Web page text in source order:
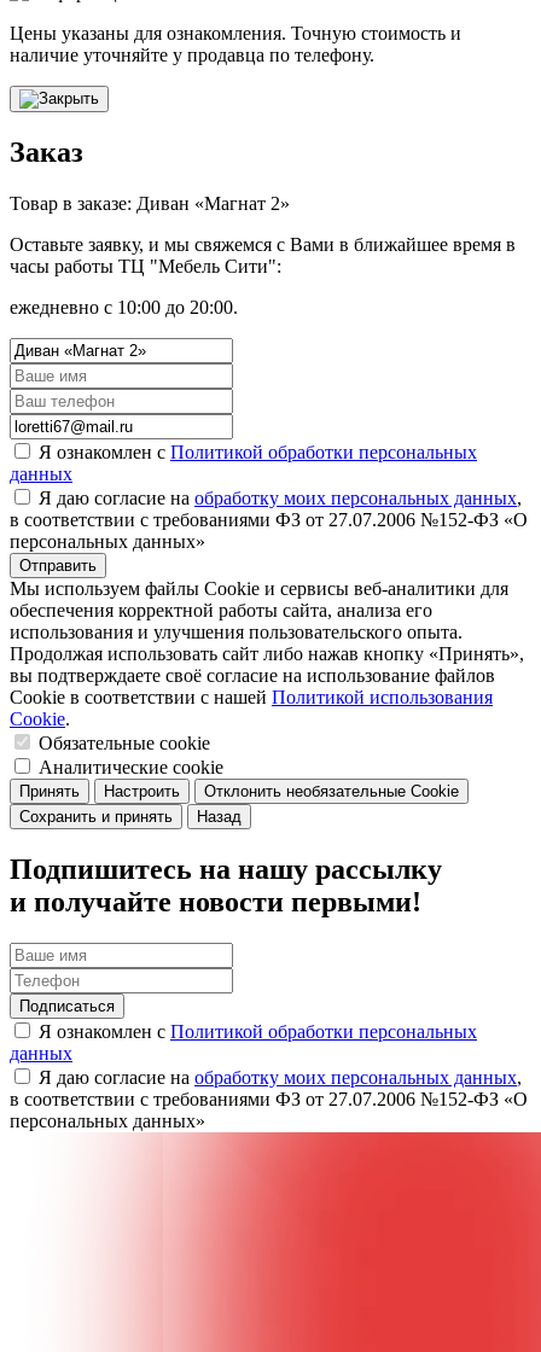
Цены указаны для ознакомления. Точную стоимость и
наличие уточняйте у продавца по телефону.
Заказ
Товар в заказе: Диван «Магнат 2»
Оставьте заявку, и мы свяжемся с Вами в ближайшее время в
часы работы ТЦ "Мебель Сити":
ежедневно с 10:00 до 20:00.
Я ознакомлен с Политикой обработки персональных
данных
Я даю согласие на обработку моих персональных данных,
в соответствии с требованиями ФЗ от 27.07.2006 №152-ФЗ «О
персональных данных»
Отправить
Мы используем файлы Cookie и сервисы веб-аналитики для
обеспечения корректной работы сайта, анализа его
использования и улучшения пользовательского опыта.
Продолжая использовать сайт либо нажав кнопку «Принять»,
вы подтверждаете своё согласие на использование файлов
Cookie в соответствии с нашей Политикой использования
Cookie.
Обязательные cookie
Аналитические cookie
Принять Настроить
Отклонить необязательные Cookie
Сохранить и принять
Назад
Подпишитесь на нашу рассылку
и получайте новости первыми!
Подписаться
Я ознакомлен с Политикой обработки персональных
данных
Я даю согласие на обработку моих персональных данных,
в соответствии с требованиями ФЗ от 27.07.2006 №152-ФЗ «О
персональных данных»